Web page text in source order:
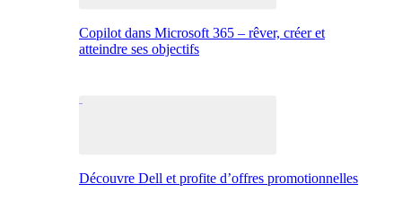
Copilot dans Microsoft 365 – rêver, créer et
atteindre ses objectifs
Découvre Dell et profite d’offres promotionnelles